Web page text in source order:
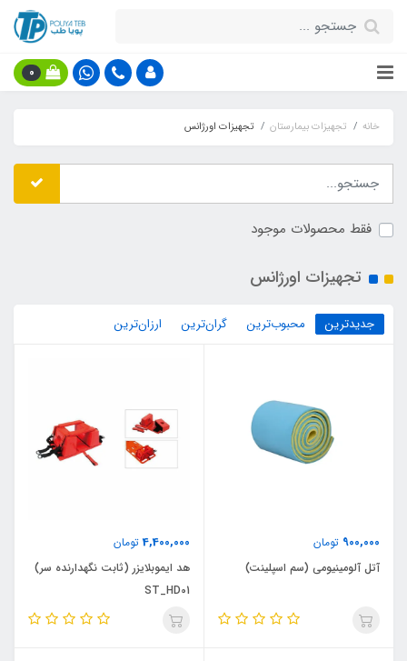
0
خانه تجهیزات بیمارستان تجهیزات اورژانس
فقط محصولات موجود
تجهیزات اورژانس
جدیدترین محبوب‌ترین گران‌ترین ارزان‌ترین
900,000 تومان
آتل آلومینیومی (سم اسپلینت)
4,400,000تومان
هد ایموبلایزر (ثابت نگهدارنده سر)
ST_HD01